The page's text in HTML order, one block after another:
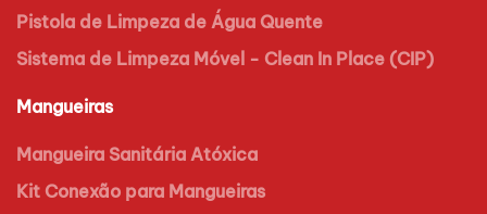
Pistola de Limpeza de Água Quente
Sistema de Limpeza Móvel - Clean In Place (CIP)
Mangueiras
Mangueira Sanitária Atóxica
Kit Conexão para Mangueiras